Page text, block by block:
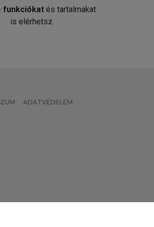
funkciókat és tartalmakat
is elérhetsz.
ADATVÉDELEM